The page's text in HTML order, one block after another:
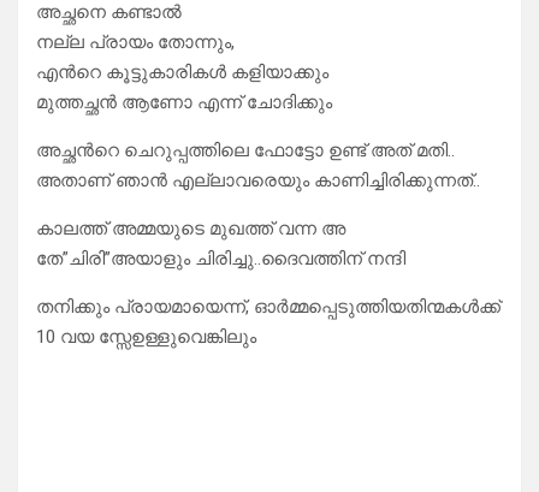
അച്ഛനെ കണ്ടാൽ
നല്ല പ്രായം തോന്നും,
എൻറെ കൂട്ടുകാരികൾ കളിയാക്കും
മുത്തച്ഛൻ ആണോ എന്ന് ചോദിക്കും
അച്ഛൻറെ ചെറുപ്പത്തിലെ ഫോട്ടോ ഉണ്ട് അത് മതി..
അതാണ് ഞാൻ എല്ലാവരെയും കാണിച്ചിരിക്കുന്നത്..
കാലത്ത് അമ്മയുടെ മുഖത്ത് വന്ന അ
തേ”ചിരി”അയാളും ചിരിച്ചു..ദൈവത്തിന് നന്ദി
തനിക്കും പ്രായമായെന്ന്, ഓർമ്മപ്പെടുത്തിയതിന്മകൾക്ക്
10 വയ സ്സേഉള്ളുവെങ്കിലും